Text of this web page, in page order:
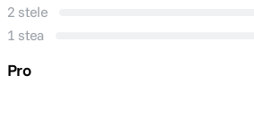
2 stele
1 stea
Pro